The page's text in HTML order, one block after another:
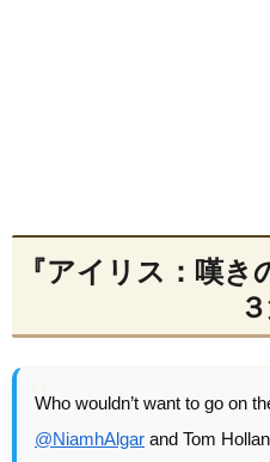
『アイリス：嘆
Who wouldn’t want to go on
@NiamhAlgar and Tom